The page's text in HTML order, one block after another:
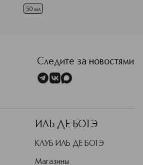
50 мл
Следите за новостями
ИЛЬ ДЕ БОТЭ
КЛУБ ИЛЬ ДЕ БОТЭ
Магазины